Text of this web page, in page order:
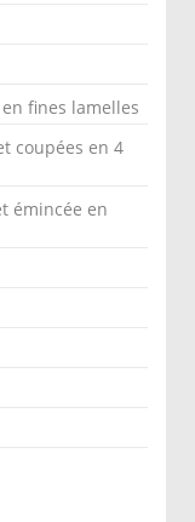
fines lamelles
coupées en 4
émincée en